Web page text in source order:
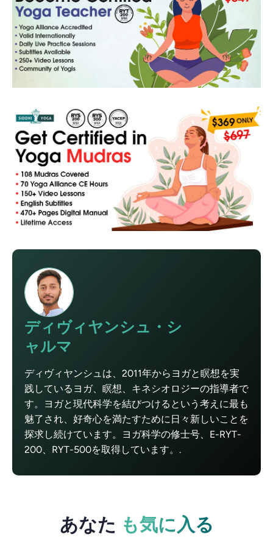
ディヴィヤンシュ・シ
ャルマ
ディヴィヤンシュは、2011年からヨガと瞑想を実
践しているヨガ、瞑想、キネシオロジーの指導者で
す。ヨガと現代科学を結びつけるという考えに最も
魅了され、好奇心を満たすために日々新しいことを
探求し続けています。ヨガ科学の修士号、E-RYT-
200、RYT-500を取得しています。.
あなた も気に入る